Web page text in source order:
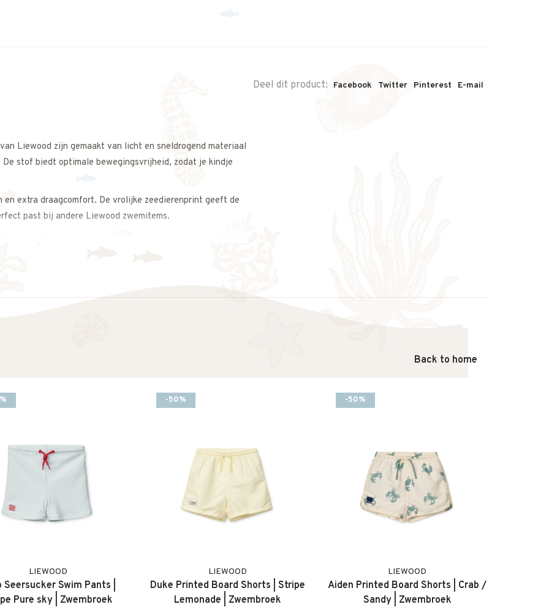
Deel dit product: Facebook Twitter Pinterest E-mail
Liewood zijn gemaakt van licht en sneldrogend materiaal
stof biedt optimale bewegingsvrijheid, zodat je kindje
extra draagcomfort. De vrolijke zeedierenprint geeft de
past bij andere Liewood zwemitems.
zomerse look.
Back to home
LIEWOOD
Swim Pants |
Pure sky | Zwembroek
-50%
LIEWOOD
Duke Printed Board Shorts | Stripe
Lemonade | Zwembroek
-50%
LIEWOOD
Aiden Printed Board Shorts | Crab /
Sandy | Zwembroek